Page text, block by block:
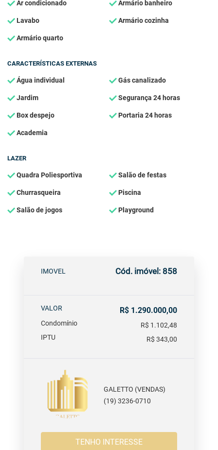
Ar condicionado Armário banheiro
Lavabo Armário cozinha
Armário quarto
CARACTERÍSTICAS EXTERNAS
Água individual Gás canalizado
Jardim Segurança 24 horas
Box despejo Portaria 24 horas
Academia
LAZER
Quadra Poliesportiva Salão de festas
Churrasqueira Piscina
Salão de jogos Playground
IMOVEL Cód. imóvel: 858
VALOR R$ 1.290.000,00
Condomínio
R$ 1.102,48
IPTU
R$ 343,00
GALETTO (VENDAS)
(19) 3236-0710
TENHO INTERESSE